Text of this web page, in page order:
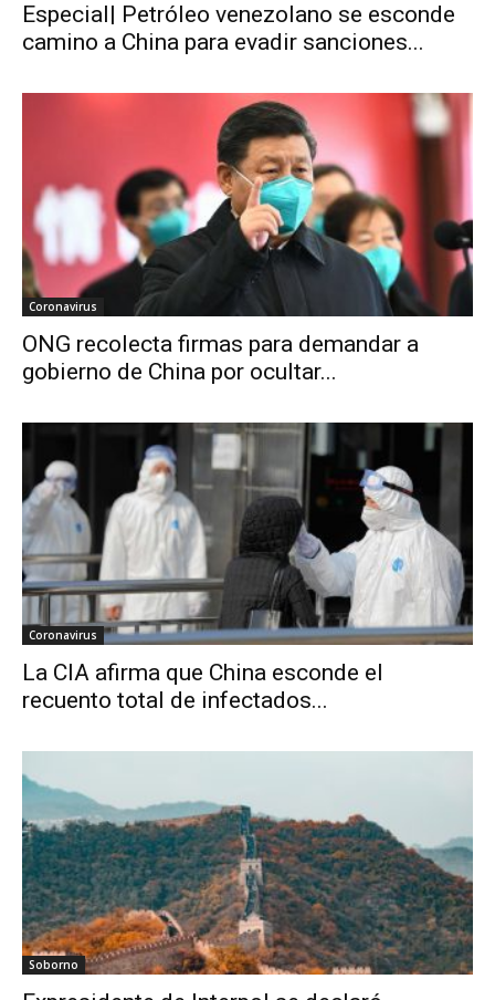
Especial| Petróleo venezolano se esconde
camino a China para evadir sanciones...
Coronavirus
ONG recolecta firmas para demandar a
gobierno de China por ocultar...
Coronavirus
La CIA afirma que China esconde el
recuento total de infectados...
Soborno